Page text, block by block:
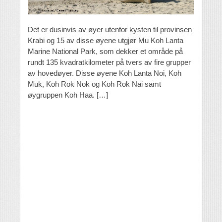
Det er dusinvis av øyer utenfor kysten til provinsen
Krabi og 15 av disse øyene utgjør Mu Koh Lanta
Marine National Park, som dekker et område på
rundt 135 kvadratkilometer på tvers av fire grupper
av hovedøyer. Disse øyene Koh Lanta Noi, Koh
Muk, Koh Rok Nok og Koh Rok Nai samt
øygruppen Koh Haa. […]